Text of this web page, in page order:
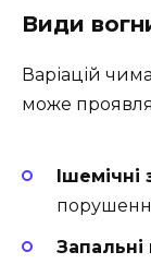
Види
Варіацій
може
Ішемічні